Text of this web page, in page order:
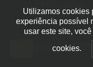
2012- 2026
Utilizamos cookies
experiência possível
usar este site,
cookies.